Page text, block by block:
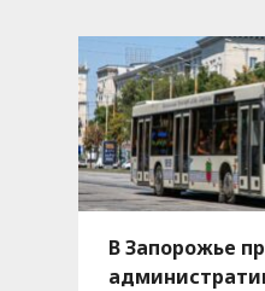
В Запорожье